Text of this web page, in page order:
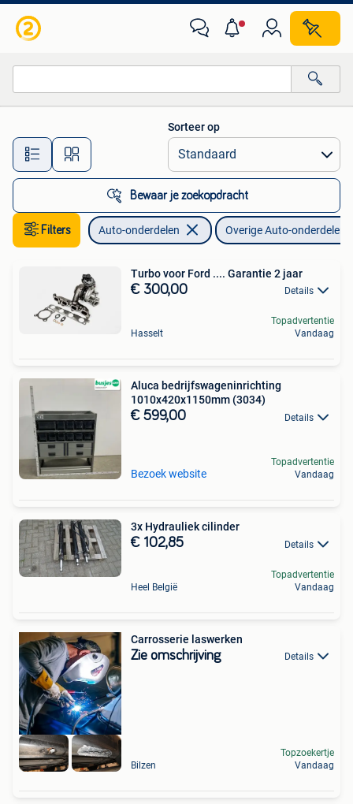
Alle afstanden…
Sorteer op
Bewaar je zoekopdracht
Filters Auto-onderdelen Overige Auto-onderdelen
Turbo voor Ford .... Garantie 2 jaar
€ 300,00 Details
Hasselt
Topadvertentie
Vandaag
Aluca bedrijfswageninrichting
1010x420x1150mm (3034)
€ 599,00 Details
Bezoek website
Topadvertentie
Vandaag
3x Hydrauliek cilinder
€ 102,85 Details
Heel België
Topadvertentie
Vandaag
Carrosserie laswerken
Zie omschrijving Details
Bilzen
Topzoekertje
Vandaag